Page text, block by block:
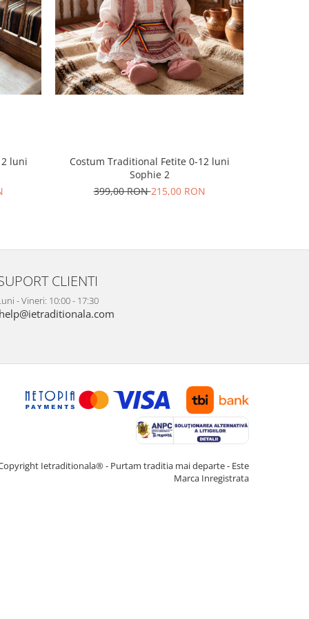
luni
Costum Traditional Fetite 0-12 luni
Sophie 2
399,00 RON215,00 RON
CLIENTI
- Vineri: 10:00 - 17:30
Ietraditionala® - Purtam traditia mai departe - Este
Marca Inregistrata